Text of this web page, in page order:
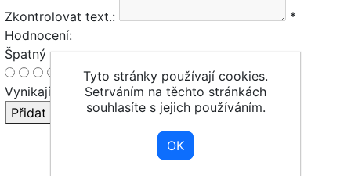
Zkontrolovat text.:
*
Hodnocení:
Špatný
Vynikající
Přidat recenzi
Tyto stránky používají cookies.
Setrváním na těchto stránkách
souhlasíte s jejich používáním.